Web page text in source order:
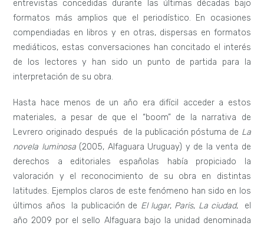
entrevistas concedidas durante las últimas décadas bajo
formatos más amplios que el periodístico. En ocasiones
compendiadas en libros y en otras, dispersas en formatos
mediáticos, estas conversaciones han concitado el interés
de los lectores y han sido un punto de partida para la
interpretación de su obra.
Hasta hace menos de un año era difícil acceder a estos
materiales, a pesar de que el “boom” de la narrativa de
Levrero originado después de la publicación póstuma de La
novela luminosa(2005, Alfaguara Uruguay) y de la venta de
derechos a editoriales españolas había propiciado la
valoración y el reconocimiento de su obra en distintas
latitudes. Ejemplos claros de este fenómeno han sido en los
últimos años la publicación de El lugar, Paris, La ciudad, el
año 2009 por el sello Alfaguara bajo la unidad denominada